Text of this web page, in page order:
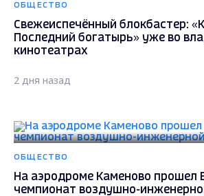
ОБЩЕСТВО
Свежеиспечённый блокбастер:
Последний богатырь» уже во
кинотеатрах
2 дня назад
ОБЩЕСТВО
На аэродроме Каменово прошел
чемпионат воздушно-